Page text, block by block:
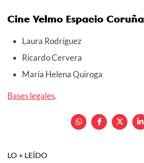
Cine Yelmo Espacio Coruña
Laura Rodríguez
Ricardo Cervera
María Helena Quiroga
Bases legales.
LO + LEÍDO